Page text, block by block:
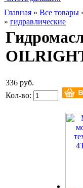
Главная » Все товары
» гидравлические
336 руб.
Кол-во: